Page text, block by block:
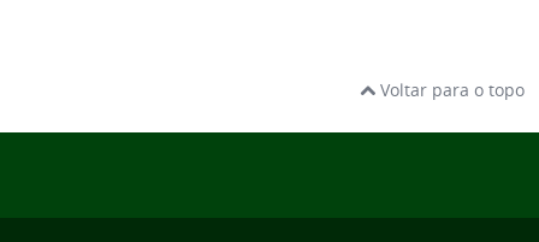
Voltar para o topo